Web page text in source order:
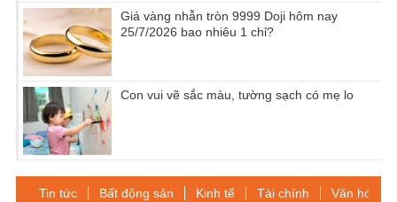
Giá vàng nhẫn tròn 9999 Doji hôm nay
25/7/2026 bao nhiêu 1 chỉ?
Con vui vẽ sắc màu, tường sạch có mẹ lo
Tin tức Bất động sản Kinh tế Tài chính Văn hóa-